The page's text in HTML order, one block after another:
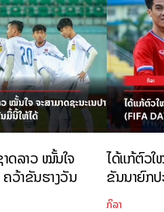
ດລາວ ໝັ້ນໃຈ
ຄວ້າຂັນຮາງວັນ
ໄດ້ແກ້ຕົວໃ
ຂັນນາຍົກປ
ກິລາ